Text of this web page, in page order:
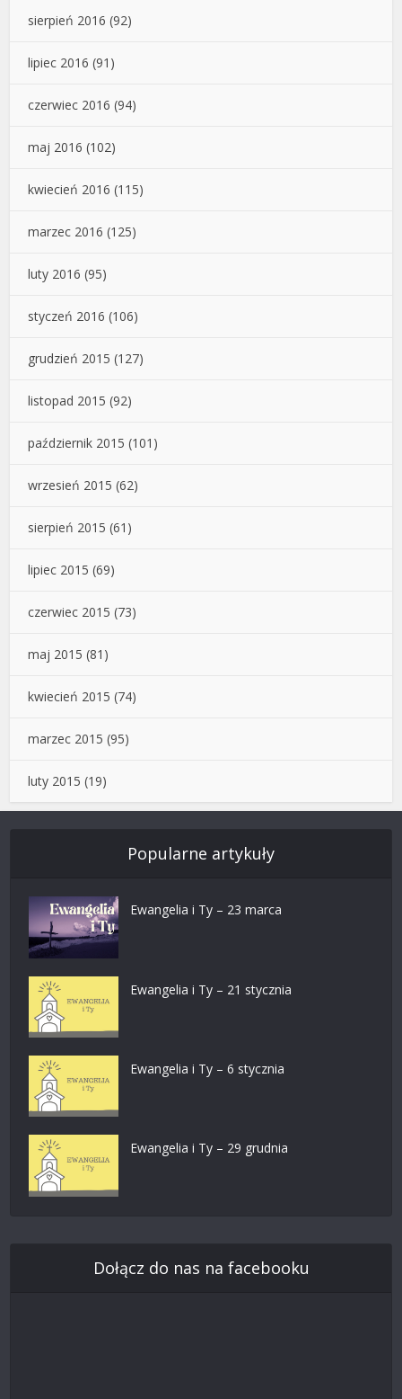
sierpień 2016 (92)
lipiec 2016 (91)
czerwiec 2016 (94)
maj 2016 (102)
kwiecień 2016 (115)
marzec 2016 (125)
luty 2016 (95)
styczeń 2016 (106)
grudzień 2015 (127)
listopad 2015 (92)
październik 2015 (101)
wrzesień 2015 (62)
sierpień 2015 (61)
lipiec 2015 (69)
czerwiec 2015 (73)
maj 2015 (81)
kwiecień 2015 (74)
marzec 2015 (95)
luty 2015 (19)
Popularne artykuły
Ewangelia i Ty – 23 marca
Ewangelia i Ty – 21 stycznia
Ewangelia i Ty – 6 stycznia
Ewangelia i Ty – 29 grudnia
Dołącz do nas na facebooku